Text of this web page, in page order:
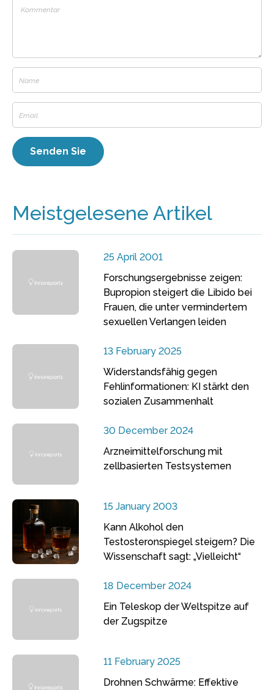
Meistgelesene Artikel
25 April 2001
Forschungsergebnisse zeigen:
Bupropion steigert die Libido bei
Frauen, die unter vermindertem
sexuellen Verlangen leiden
13 February 2025
Widerstandsfähig gegen
Fehlinformationen: KI stärkt den
sozialen Zusammenhalt
30 December 2024
Arzneimittelforschung mit
zellbasierten Testsystemen
15 January 2003
Kann Alkohol den
Testosteronspiegel steigern? Die
Wissenschaft sagt: „Vielleicht“
18 December 2024
Ein Teleskop der Weltspitze auf
der Zugspitze
11 February 2025
Drohnen Schwärme: Effektive